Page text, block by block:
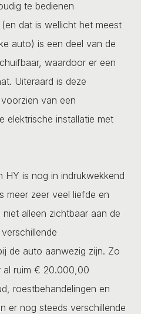
te bedienen
dat is wellicht het meest
auto) is een deel van de
waardoor er een
Uiteraard is deze
van een
elektrische installatie met
HY is nog in indrukwekkend
meer zeer veel liefde en
alleen zichtbaar aan de
de auto aanwezig zijn. Zo
al ruim € 20.000,00
roestbehandelingen en
er nog steeds verschillende